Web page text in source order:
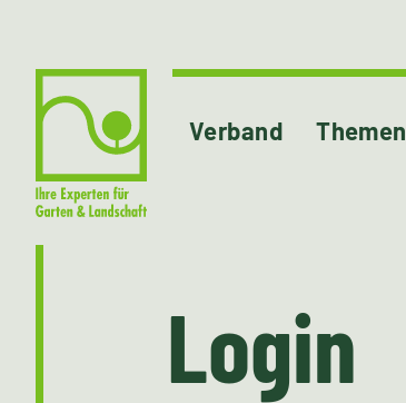
Verband Themen
Login